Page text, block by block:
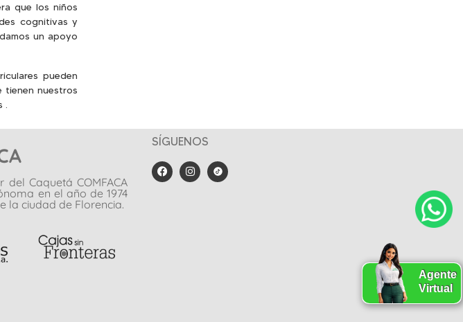
que los niños
cognitivas y
un apoyo
pueden
tienen nuestros
Caquetá COMFACA
en el año de 1974
la ciudad de Florencia.
SÍGUENOS
Agente
Virtual